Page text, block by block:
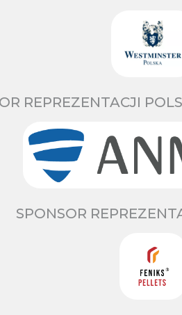
REPREZENTACJI
SPONSOR